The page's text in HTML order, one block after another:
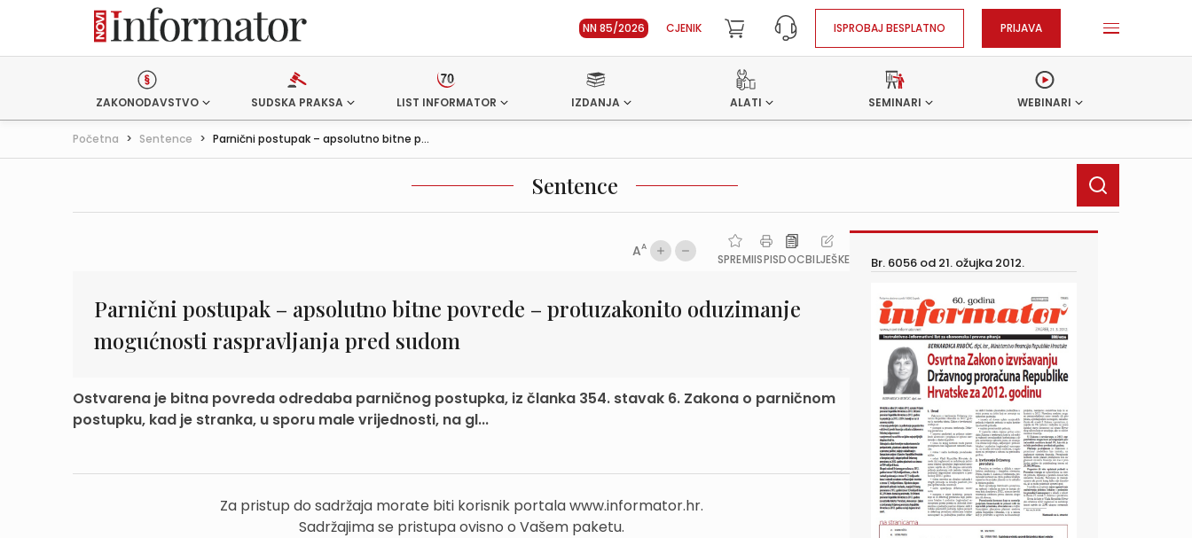
NN 85/2026 CJENIK ISPROBAJ BESPLATNO PRIJAVA
ZAKONODAVSTVO SUDSKA PRAKSA LIST INFORMATOR IZDANJA ALATI SEMINARI WEBINARI
Početna > Sentence > Parnični postupak – apsolutno bitne p...
Sentence
AA
SPREMIISPISDOCBILJEŠKE
Parnični postupak – apsolutno bitne povrede – protuzakonito oduzimanje
mogućnosti raspravljanja pred sudom
Ostvarena je bitna povreda odredaba parničnog postupka, iz članka 354. stavak 6. Zakona o parničnom
postupku, kad je stranka, u sporu male vrijednosti, na gl...
Za pristup do sadržaja morate biti korisnik portala www.informator.hr.
Sadržajima se pristupa ovisno o Vašem paketu.
Br. 6056 od 21. ožujka 2012.